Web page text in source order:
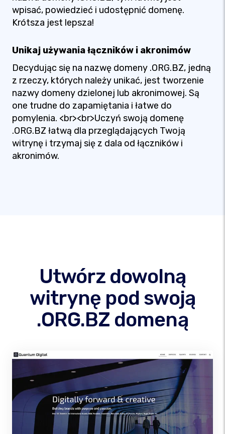
wpisać, powiedzieć i udostępnić domenę.
Krótsza jest lepsza!
Unikaj używania łączników i akronimów
Decydując się na nazwę domeny .ORG.BZ, jedną
z rzeczy, których należy unikać, jest tworzenie
nazwy domeny dzielonej lub akronimowej. Są
one trudne do zapamiętania i łatwe do
pomylenia. <br><br>Uczyń swoją domenę
.ORG.BZ łatwą dla przeglądających Twoją
witrynę i trzymaj się z dala od łączników i
akronimów.
Utwórz dowolną
witrynę pod swoją
.ORG.BZ domeną